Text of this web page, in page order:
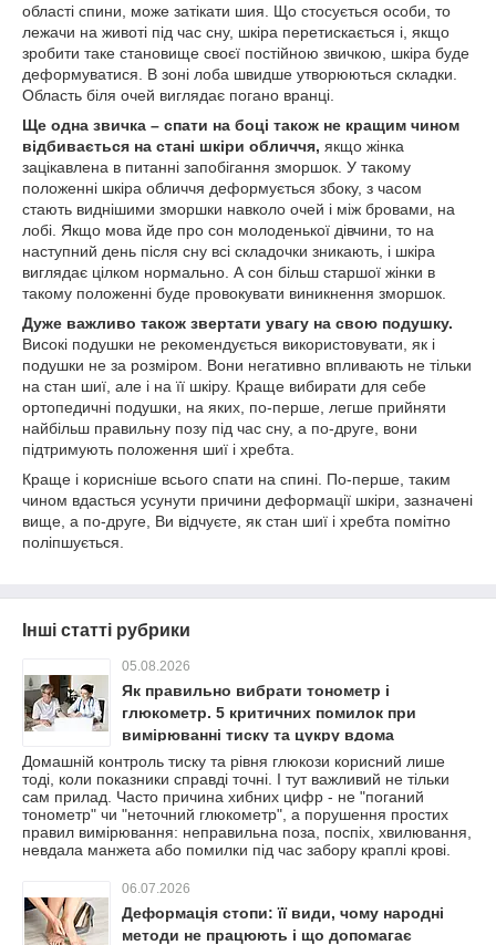
області спини, може затікати шия. Що стосується особи, то
лежачи на животі під час сну, шкіра перетискається і, якщо
зробити таке становище своєї постійною звичкою, шкіра буде
деформуватися. В зоні лоба швидше утворюються складки.
Область біля очей виглядає погано вранці.
Ще одна звичка – спати на боці також не кращим чином
відбивається на стані шкіри обличчя, якщо жінка
зацікавлена в питанні запобігання зморшок. У такому
положенні шкіра обличчя деформується збоку, з часом
стають виднішими зморшки навколо очей і між бровами, на
лобі. Якщо мова йде про сон молоденької дівчини, то на
наступний день після сну всі складочки зникають, і шкіра
виглядає цілком нормально. А сон більш старшої жінки в
такому положенні буде провокувати виникнення зморшок.
Дуже важливо також звертати увагу на свою подушку.
Високі подушки не рекомендується використовувати, як і
подушки не за розміром. Вони негативно впливають не тільки
на стан шиї, але і на її шкіру. Краще вибирати для себе
ортопедичні подушки, на яких, по-перше, легше прийняти
найбільш правильну позу під час сну, а по-друге, вони
підтримують положення шиї і хребта.
Краще і корисніше всього спати на спині. По-перше, таким
чином вдасться усунути причини деформації шкіри, зазначені
вище, а по-друге, Ви відчуєте, як стан шиї і хребта помітно
поліпшується.
Інші статті рубрики
05.08.2026
Як правильно вибрати тонометр і
глюкометр. 5 критичних помилок при
вимірюванні тиску та цукру вдома
Домашній контроль тиску та рівня глюкози корисний лише
тоді, коли показники справді точні. І тут важливий не тільки
сам прилад. Часто причина хибних цифр - не "поганий
тонометр" чи "неточний глюкометр", а порушення простих
правил вимірювання: неправильна поза, поспіх, хвилювання,
невдала манжета або помилки під час забору краплі крові.
06.07.2026
Деформація стопи: її види, чому народні
методи не працюють і що допомагає